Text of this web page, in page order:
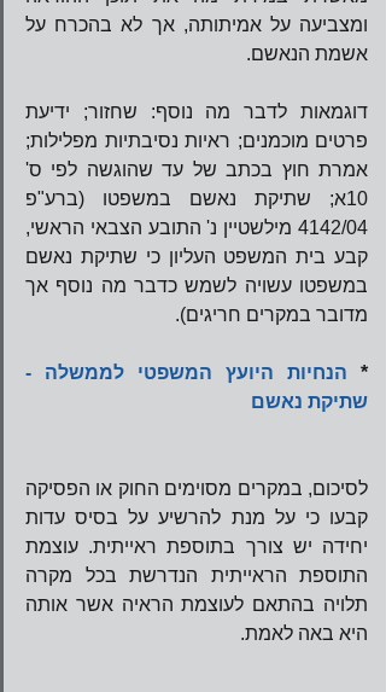
אשמת הנאשם.
מדובר במקרים חריגים).
*
שתיקת נאשם
היא באה לאמת.